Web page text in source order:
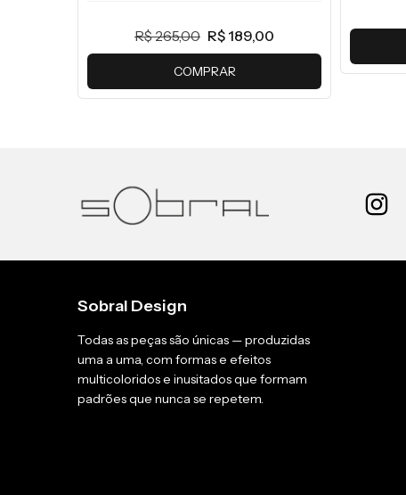
R$ 265,00 R$ 189,00
COMPRAR
Sobral Design
Todas as peças são únicas — produzidas
uma a uma, com formas e efeitos
multicoloridos e inusitados que formam
padrões que nunca se repetem.